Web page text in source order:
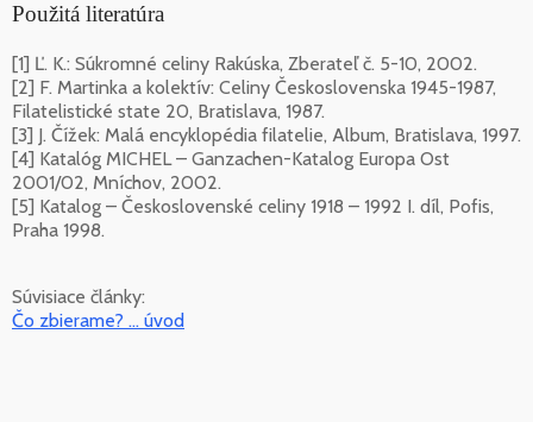
Použitá literatúra
[1] Ľ. K.: Súkromné celiny Rakúska, Zberateľ č. 5-10, 2002.
[2] F. Martinka a kolektív: Celiny Československa 1945-1987,
Filatelistické state 20, Bratislava, 1987.
[3] J. Čížek: Malá encyklopédia filatelie, Album, Bratislava, 1997.
[4] Katalóg MICHEL – Ganzachen-Katalog Europa Ost
2001/02, Mníchov, 2002.
[5] Katalog – Československé celiny 1918 – 1992 I. díl, Pofis,
Praha 1998.
Súvisiace články:
Čo zbierame? ... úvod